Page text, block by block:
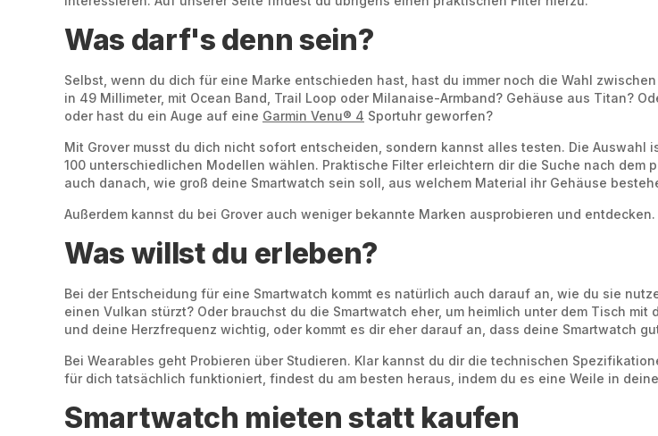
Was darf's denn sein?
Selbst, wenn du dich für eine Marke entschieden hast, hast du immer noch die Wahl
in 49 Millimeter, mit Ocean Band, Trail Loop oder Milanaise-Armband? Gehäuse aus Titan?
oder hast du ein Auge auf eine Garmin Venu® 4 Sportuhr geworfen?
Mit Grover musst du dich nicht sofort entscheiden, sondern kannst alles testen. Die
100 unterschiedlichen Modellen wählen. Praktische Filter erleichtern dir die Suche nach
auch danach, wie groß deine Smartwatch sein soll, aus welchem Material ihr Gehäuse
Außerdem kannst du bei Grover auch weniger bekannte Marken ausprobieren und
Was willst du erleben?
Bei der Entscheidung für eine Smartwatch kommt es natürlich auch darauf an, wie du sie
einen Vulkan stürzt? Oder brauchst du die Smartwatch eher, um heimlich unter dem Tisch
und deine Herzfrequenz wichtig, oder kommt es dir eher darauf an, dass deine Smartwatch
Bei Wearables geht Probieren über Studieren. Klar kannst du dir die technischen
für dich tatsächlich funktioniert, findest du am besten heraus, indem du es eine Weile in
Smartwatch mieten statt kaufen